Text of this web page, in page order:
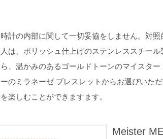
計の内部に関して一切妥協をしません。対
は、ポリッシュ仕上げのステンレススチー
、温かみのあるゴールドトーンのマイスタ
のミラネーゼ ブレスレットからお選びいた
楽しむことができますます。
Meister